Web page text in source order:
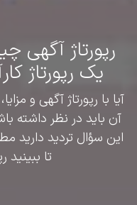
رپورتاژ آگهی
یک رپورتاژ
آیا با رپورتاژ آگهی و
آن باید در نظر داشته
این سؤال تردید دارید
تا